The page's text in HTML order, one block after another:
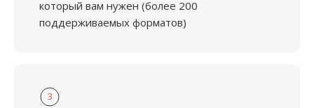
который вам нужен (более 200
поддерживаемых форматов)
3